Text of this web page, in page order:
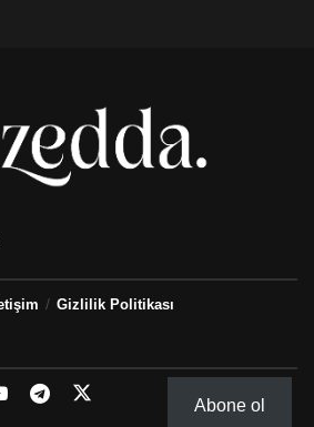
Gizlilik Politikası
Abone ol